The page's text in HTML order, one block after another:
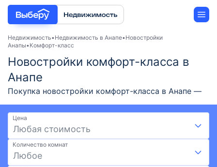
Новостройки
Застройщики
Ипотека
Недвижимость Недвижимость в Анапе Новостройки
Анапы Комфорт-класс
Новостройки комфорт-класса в
Анапе
Покупка новостройки комфорт-класса в Анапе —
актуальные предложения от застройщиков в 2026
году. Подберите жилой комплекс комфорт-класса
на выгодных условиях: скидки, акции от
застройщиков и ипотека. Удобный поиск по карте,
фильтрам, актуальные цены и фото ЖК. Доступно
20 ЖК по ценам от 6,48 млн ₽. Найдите
Цена
Любая стоимость
Количество комнат
Любое